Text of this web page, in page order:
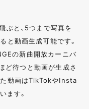
ぶと、5つまで写真を
と動画生成可能です。
の新曲開放カーニバ
ど待つと動画が生成さ
た動画はTikTokやInsta
ます。